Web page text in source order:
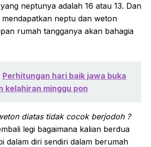
neptunya adalah 16 atau 13. Dan
neptu dan weton
rumah tangganya akan bahagia
Perhitungan hari baik jawa buka
kelahiran minggu pon
diatas tidak cocok berjodoh ?
legi bagaimana kalian berdua
dalam diri sendiri dalam berumah